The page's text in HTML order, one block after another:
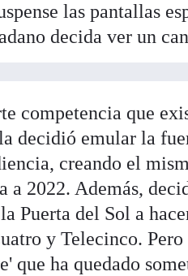
las pantallas
decida ver un
competencia que
decidió emular la
creando el
a 2022. Además,
Puerta del Sol a
y Telecinco. Pero
que ha quedado